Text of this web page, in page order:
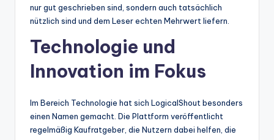
nur gut geschrieben sind, sondern auch tatsächlich
nützlich sind und dem Leser echten Mehrwert liefern.
Technologie und
Innovation im Fokus
Im Bereich Technologie hat sich LogicalShout besonders
einen Namen gemacht. Die Plattform veröffentlicht
regelmäßig Kaufratgeber, die Nutzern dabei helfen, die